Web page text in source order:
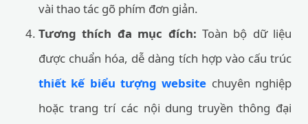
vài thao tác gõ phím đơn giản.
Tương thích đa mục đích: Toàn bộ dữ liệu
được chuẩn hóa, dễ dàng tích hợp vào cấu trúc
thiết kế biểu tượng website chuyên nghiệp
hoặc trang trí các nội dung truyền thông đại